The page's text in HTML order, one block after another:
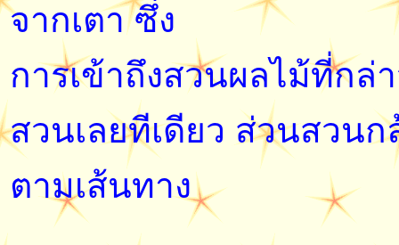
จากเตา ซึ่ง
การเข้าถึงสวนผลไม้ที่กล่
สวนเลยทีเดียว ส่วนสวน
ตามเส้นทาง